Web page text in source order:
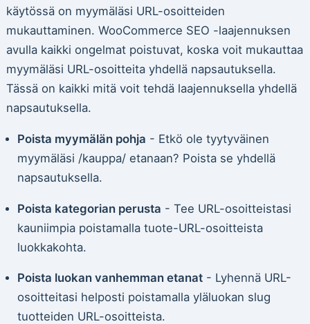
käytössä on myymäläsi URL-osoitteiden
mukauttaminen. WooCommerce SEO -laajennuksen
avulla kaikki ongelmat poistuvat, koska voit mukauttaa
myymäläsi URL-osoitteita yhdellä napsautuksella.
Tässä on kaikki mitä voit tehdä laajennuksella yhdellä
napsautuksella.
Poista myymälän pohja - Etkö ole tyytyväinen
myymäläsi /kauppa/ etanaan? Poista se yhdellä
napsautuksella.
Poista kategorian perusta - Tee URL-osoitteistasi
kauniimpia poistamalla tuote-URL-osoitteista
luokkakohta.
Poista luokan vanhemman etanat- Lyhennä URL-
osoitteitasi helposti poistamalla yläluokan slug
tuotteiden URL-osoitteista.